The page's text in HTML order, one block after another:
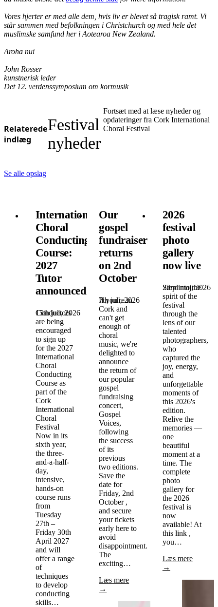
Vores hjerter er med alle dem, hvis liv er blevet så tragisk ramt. Vi
står sammen med befolkningen i Christchurch og med hele det
muslimske samfund her i Aotearoa New Zealand.
Aroha nui
John Rosser
kunstnerisk leder
Det 12. verdenssymposium om kormusik
Relaterede
indlæg
Festival
nyheder
Fortsæt med at læse nyheder og
opdateringer fra Cork International
Choral Festival
Se alle opslag
International
Choral
Conducting
Course:
2027
Tutor
announced!
15th juli, 2026
Conductors
are being
encouraged
to sign up
for the 2027
International
Choral
Conducting
Course as
part of the
Cork
International
Choral
Festival
Now in its
sixth year,
the three-
and-a-half-
day,
intensive,
hands-on
course runs
from
Tuesday
27th –
Friday 30th
April 2027
and will
offer a range
of
techniques
to develop
conducting
skills…
Our
gospel
fundraiser
returns
on 2nd
October
7th juli, 2026
If you're in
Cork and
can't get
enough of
choral
music, we're
delighted to
announce
the return of
our popular
gospel
fundraising
concert,
Gospel
Voices,
following
the success
of its
previous
two editions.
Save the
date for
Friday, 2nd
October ,
and secure
your tickets
early here to
avoid
disappointment.
The
exciting…
Læs mere
→
2026
festival
photo
gallery
now live
22nd maj, 2026
Step into the
spirit of the
festival
through the
lens of our
talented
photographers,
who
captured the
joy, energy,
and
unforgettable
moments of
this 2026's
edition.
Relive the
memories —
one
beautiful
moment at a
time. The
complete
photo
gallery for
the 2026
festival is
now
available! At
this link ,
you…
Læs mere
→